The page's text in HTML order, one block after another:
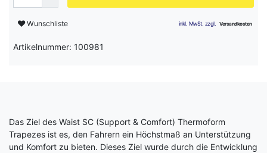
Wunschliste
Artikelnummer: 100981
Das Ziel des Waist SC (Support & Comfort) Thermoform
Trapezes ist es, den Fahrern ein Höchstmaß an Unterstützung
und Komfort zu bieten. Dieses Ziel wurde durch die Entwicklung